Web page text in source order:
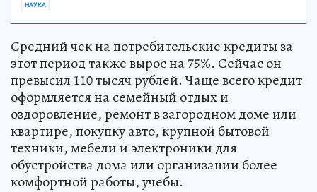
НАУКА
Средний чек на потребительские кредиты за
этот период также вырос на 75%. Сейчас он
превысил 110 тысяч рублей. Чаще всего кредит
оформляется на семейный отдых и
оздоровление, ремонт в загородном доме или
квартире, покупку авто, крупной бытовой
техники, мебели и электроники для
обустройства дома или организации более
комфортной работы, учебы.